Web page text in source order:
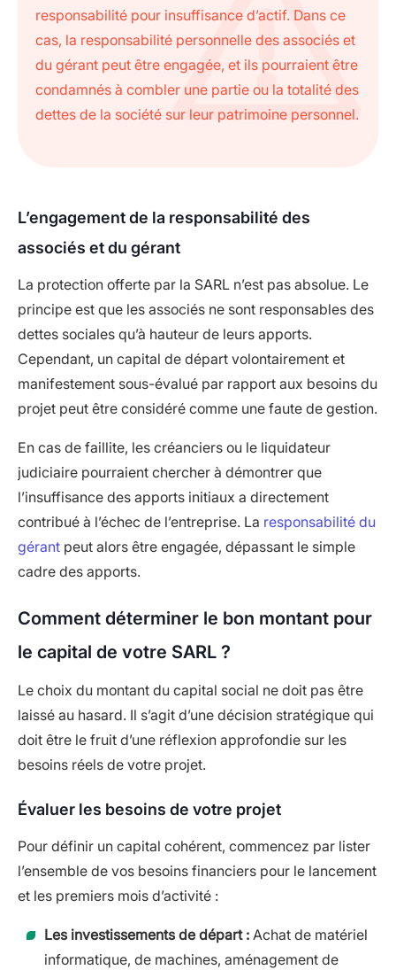
responsabilité pour insuffisance d’actif. Dans ce
cas, la responsabilité personnelle des associés et
du gérant peut être engagée, et ils pourraient être
condamnés à combler une partie ou la totalité des
dettes de la société sur leur patrimoine personnel.
L’engagement de la responsabilité des
associés et du gérant
La protection offerte par la SARL n’est pas absolue. Le
principe est que les associés ne sont responsables des
dettes sociales qu’à hauteur de leurs apports.
Cependant, un capital de départ volontairement et
manifestement sous-évalué par rapport aux besoins du
projet peut être considéré comme une faute de gestion.
En cas de faillite, les créanciers ou le liquidateur
judiciaire pourraient chercher à démontrer que
l’insuffisance des apports initiaux a directement
contribué à l’échec de l’entreprise. La responsabilité du
gérant peut alors être engagée, dépassant le simple
cadre des apports.
Comment déterminer le bon montant pour
le capital de votre SARL ?
Le choix du montant du capital social ne doit pas être
laissé au hasard. Il s’agit d’une décision stratégique qui
doit être le fruit d’une réflexion approfondie sur les
besoins réels de votre projet.
Évaluer les besoins de votre projet
Pour définir un capital cohérent, commencez par lister
l’ensemble de vos besoins financiers pour le lancement
et les premiers mois d’activité :
Les investissements de départ : Achat de matériel
informatique, de machines, aménagement de